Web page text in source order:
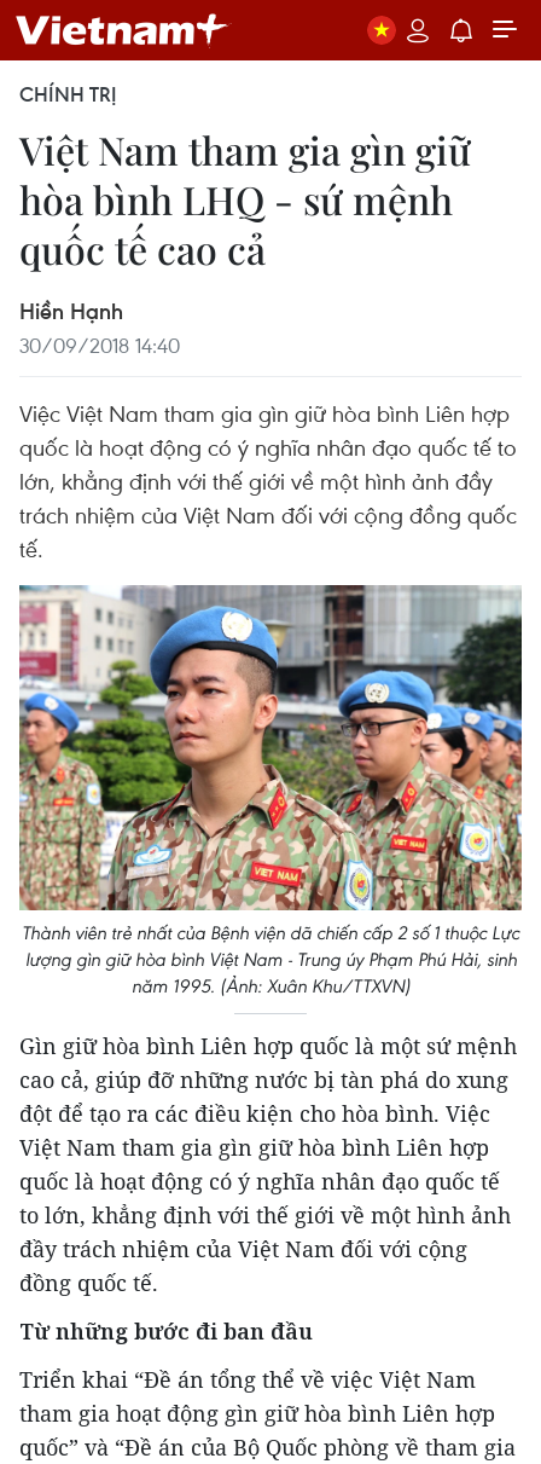
CHÍNH TRỊ
Việt Nam tham gia gìn giữ
hòa bình LHQ - sứ mệnh
quốc tế cao cả
Hiền Hạnh
30/09/2018 14:40
Việc Việt Nam tham gia gìn giữ hòa bình Liên hợp
quốc là hoạt động có ý nghĩa nhân đạo quốc tế to
lớn, khẳng định với thế giới về một hình ảnh đầy
trách nhiệm của Việt Nam đối với cộng đồng quốc
tế.
Thành viên trẻ nhất của Bệnh viện dã chiến cấp 2 số 1 thuộc Lực
lượng gìn giữ hòa bình Việt Nam - Trung úy Phạm Phú Hải, sinh
năm 1995. (Ảnh: Xuân Khu/TTXVN)
Gìn giữ hòa bình Liên hợp quốc là một sứ mệnh
cao cả, giúp đỡ những nước bị tàn phá do xung
đột để tạo ra các điều kiện cho hòa bình. Việc
Việt Nam tham gia gìn giữ hòa bình Liên hợp
quốc là hoạt động có ý nghĩa nhân đạo quốc tế
to lớn, khẳng định với thế giới về một hình ảnh
đầy trách nhiệm của Việt Nam đối với cộng
đồng quốc tế.
Từ những bước đi ban đầu
Triển khai “Đề án tổng thể về việc Việt Nam
tham gia hoạt động gìn giữ hòa bình Liên hợp
quốc” và “Đề án của Bộ Quốc phòng về tham gia